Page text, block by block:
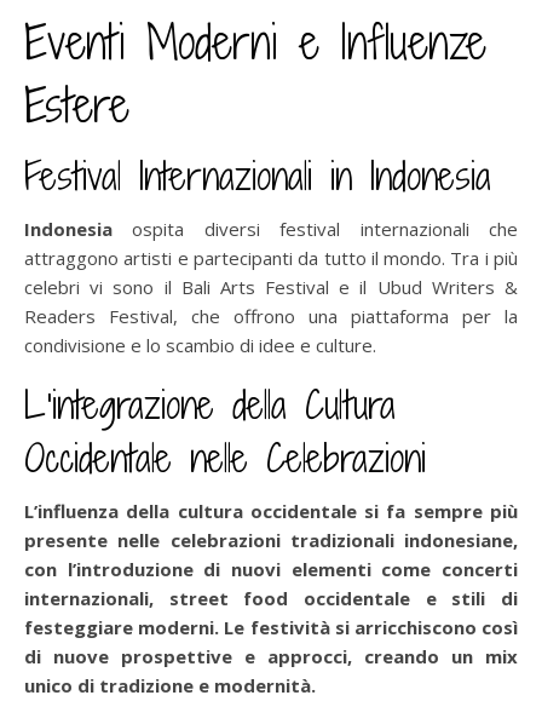
Eventi Moderni e Influenze
Estere
Festival Internazionali in Indonesia
Indonesia ospita diversi festival internazionali che
attraggono artisti e partecipanti da tutto il mondo. Tra i più
celebri vi sono il Bali Arts Festival e il Ubud Writers &
Readers Festival, che offrono una piattaforma per la
condivisione e lo scambio di idee e culture.
L’integrazione della Cultura
Occidentale nelle Celebrazioni
L’influenza della cultura occidentale si fa sempre più
presente nelle celebrazioni tradizionali indonesiane,
con l’introduzione di nuovi elementi come concerti
internazionali, street food occidentale e stili di
festeggiare moderni. Le festività si arricchiscono così
di nuove prospettive e approcci, creando un mix
unico di tradizione e modernità.